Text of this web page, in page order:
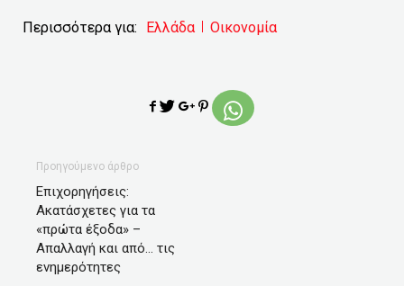
Περισσότερα για: Ελλάδα Οικονομία
Προηγούμενο άρθρο
Επιχορηγήσεις:
Ακατάσχετες για τα
«πρώτα έξοδα» –
Απαλλαγή και από… τις
ενημερότητες